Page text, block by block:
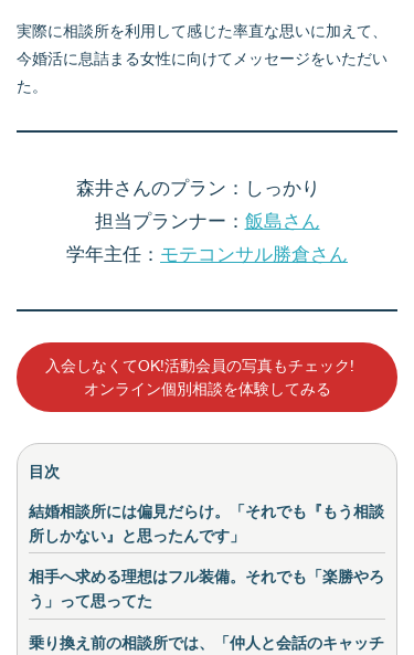
実際に相談所を利用して感じた率直な思いに加えて、
今婚活に息詰まる女性に向けてメッセージをいただい
た。
森井さんのプラン：しっかり
担当プランナー： 飯島さん
学年主任： モテコンサル勝倉さん
入会しなくてOK!活動会員の写真もチェック!
オンライン個別相談を体験してみる
目次
結婚相談所には偏見だらけ。「それでも『もう相談
所しかない』と思ったんです」
相手へ求める理想はフル装備。それでも「楽勝やろ
う」って思ってた
乗り換え前の相談所では、「仲人と会話のキャッチ